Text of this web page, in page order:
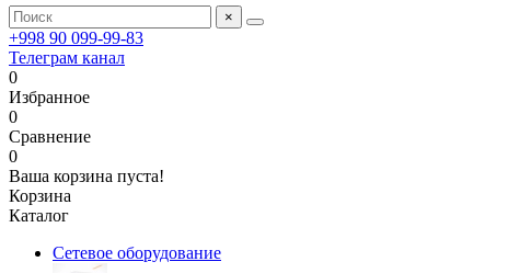
×
+998 90 099-99-83
Телеграм канал
0
Избранное
0
Сравнение
0
Ваша корзина пуста!
Корзина
Каталог
Сетевое оборудование